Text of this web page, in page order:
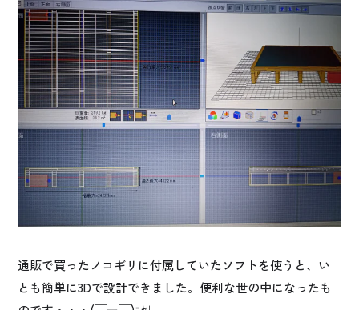
通販で買ったノコギリに付属していたソフトを使うと、い
とも簡単に3Dで設計できました。便利な世の中になったも